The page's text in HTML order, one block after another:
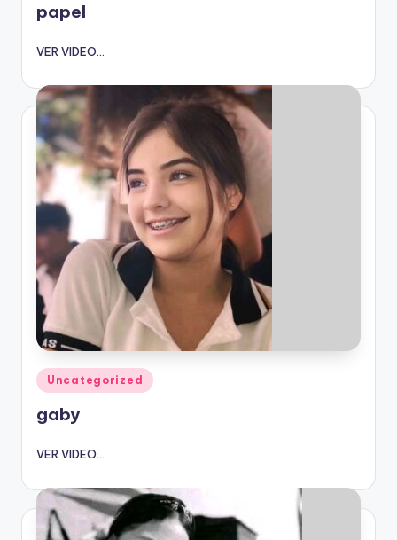
papel
VER VIDEO...
Publicado
en
Uncategorized
gaby
VER VIDEO...